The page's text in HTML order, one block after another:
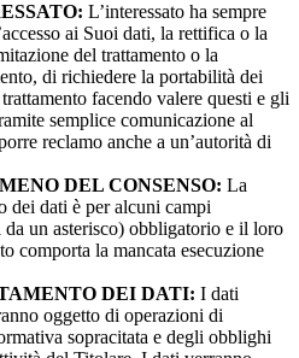
L’interessato ha sempre
ai Suoi dati, la rettifica o la
del trattamento o la
di richiedere la portabilità dei
facendo valere questi e gli
semplice comunicazione al
reclamo anche a un’autorità di
DEL CONSENSO: La
dei dati è per alcuni campi
un asterisco) obbligatorio e il loro
comporta la mancata esecuzione
DEI DATI: I dati
oggetto di operazioni di
sopracitata e degli obblighi